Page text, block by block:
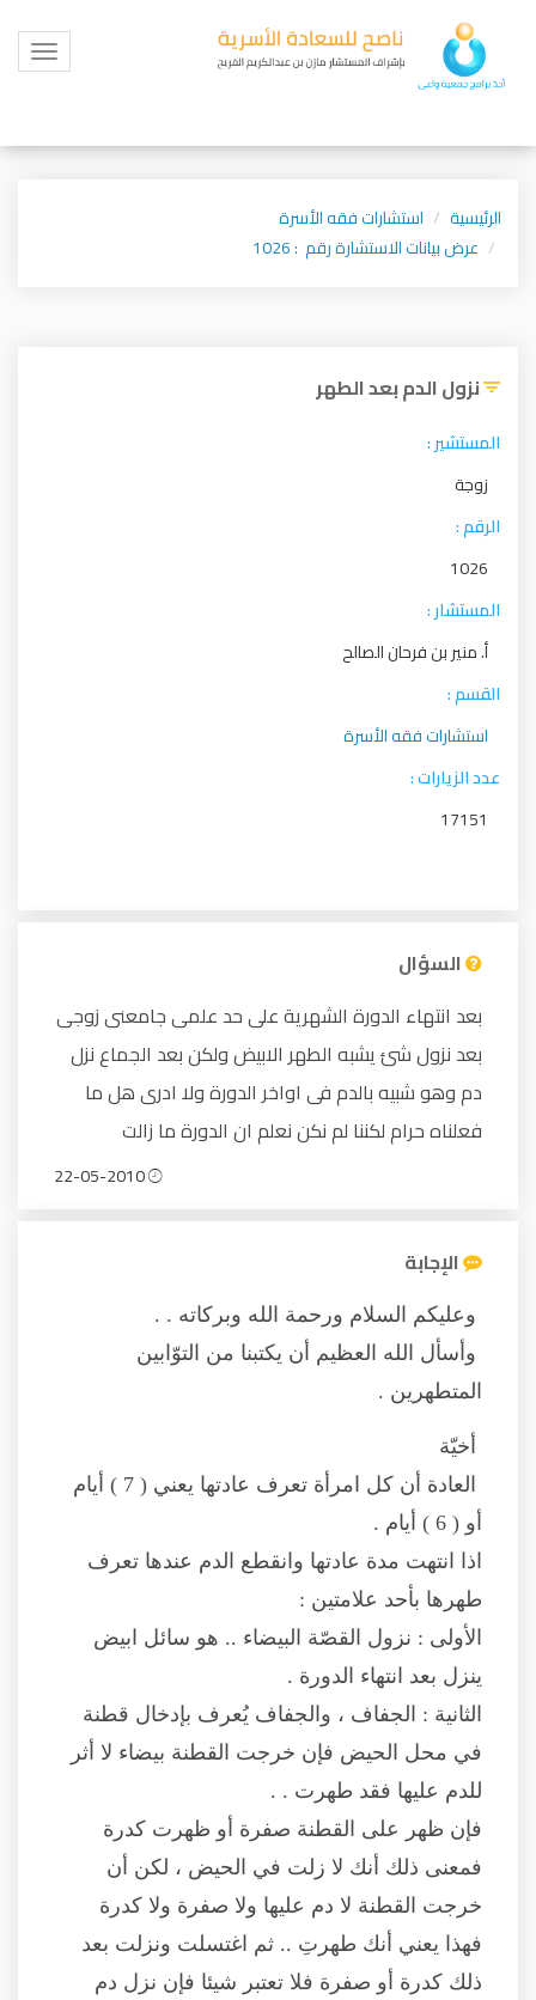
Toggle
الرئيسية
استشارات فقه الأسرة
عرض بيانات الاستشارة رقم : 1026
نزول الدم بعد الطهر
المستشير :
زوجة
الرقم :
1026
المستشار :
أ. منير بن فرحان الصالح
القسم :
استشارات فقه الأسرة
عدد الزيارات :
17151
السؤال
بعد انتهاء الدورة الشهرية على حد علمى جامعنى زوجى
بعد نزول شئ يشبه الطهر الابيض ولكن بعد الجماع نزل
دم وهو شبيه بالدم فى اواخر الدورة ولا ادرى هل ما
فعلناه حرام لكننا لم نكن نعلم ان الدورة ما زالت
الإجابة
وعليكم السلام ورحمة الله وبركاته . .
وأسأل الله العظيم أن يكتبنا من التوّابين
المتطهرين .
أخيّة
العادة أن كل امرأة تعرف عادتها يعني ( 7 ) أيام
أو ( 6 ) أيام .
اذا انتهت مدة عادتها وانقطع الدم عندها تعرف
طهرها بأحد علامتين :
الأولى : نزول القصّة البيضاء .. هو سائل ابيض
ينزل بعد انتهاء الدورة .
الثانية : الجفاف ، والجفاف يُعرف بإدخال قطنة
في محل الحيض فإن خرجت القطنة بيضاء لا أثر
للدم عليها فقد طهرت . .
فإن ظهر على القطنة صفرة أو ظهرت كدرة
فمعنى ذلك أنك لا زلت في الحيض ، لكن أن
خرجت القطنة لا دم عليها ولا صفرة ولا كدرة
فهذا يعني أنك طهرتِ .. ثم اغتسلت ونزلت بعد
ذلك كدرة أو صفرة فلا تعتبر شيئا فإن نزل دم